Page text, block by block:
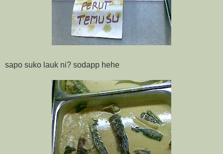
sapo suko lauk ni? sodapp hehe